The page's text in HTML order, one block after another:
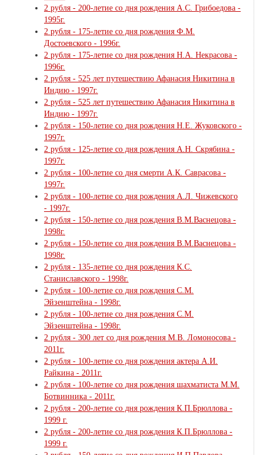
2 рубля - 200-летие со дня рождения А.С. Грибоедова -
1995г.
2 рубля - 175-летие со дня рождения Ф.М.
Достоевского - 1996г.
2 рубля - 175-летие со дня рождения Н.А. Некрасова -
1996г.
2 рубля - 525 лет путешествию Афанасия Никитина в
Индию - 1997г.
2 рубля - 525 лет путешествию Афанасия Никитина в
Индию - 1997г.
2 рубля - 150-летие со дня рождения Н.Е. Жуковского -
1997г.
2 рубля - 125-летие со дня рождения А.Н. Скрябина -
1997г.
2 рубля - 100-летие со дня смерти А.К. Саврасова -
1997г.
2 рубля - 100-летие со дня рождения А.Л. Чижевского
- 1997г.
2 рубля - 150-летие со дня рождения В.М.Васнецова -
1998г.
2 рубля - 150-летие со дня рождения В.М.Васнецова -
1998г.
2 рубля - 135-летие со дня рождения К.С.
Станиславского - 1998г.
2 рубля - 100-летие со дня рождения С.М.
Эйзенштейна - 1998г.
2 рубля - 100-летие со дня рождения С.М.
Эйзенштейна - 1998г.
2 рубля - 300 лет со дня рождения М.В. Ломоносова -
2011г.
2 рубля - 100-летие со дня рождения актера А.И.
Райкина - 2011г.
2 рубля - 100-летие со дня рождения шахматиста М.М.
Ботвинника - 2011г.
2 рубля - 200-летие со дня рождения К.П.Брюллова -
1999 г.
2 рубля - 200-летие со дня рождения К.П.Брюллова -
1999 г.